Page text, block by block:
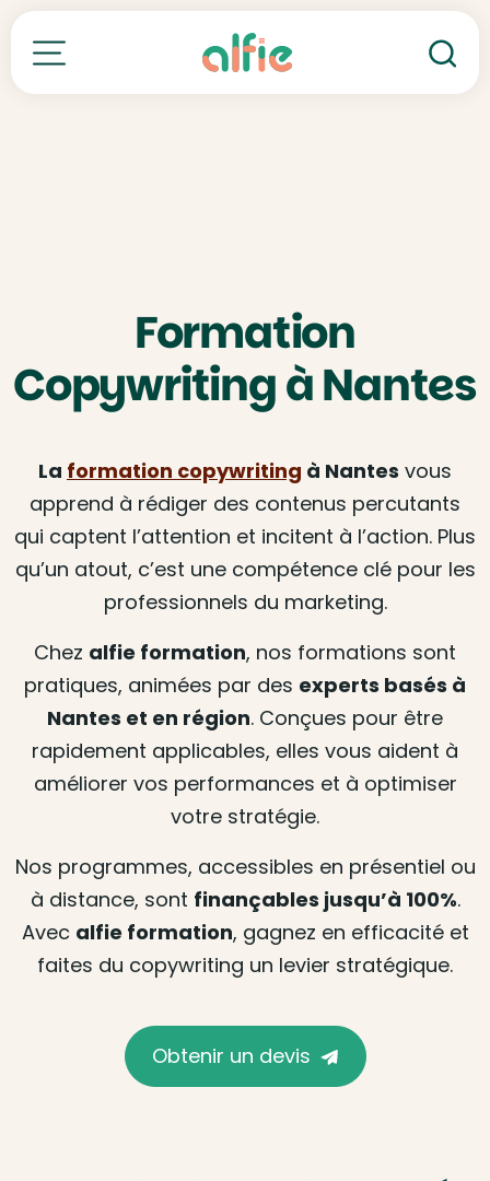
Toutes nos formations
Formation
Copywriting à Nantes
La formation copywriting à Nantes vous
apprend à rédiger des contenus percutants
qui captent l’attention et incitent à l’action. Plus
qu’un atout, c’est une compétence clé pour les
professionnels du marketing.
Chez alfie formation, nos formations sont
pratiques, animées par des experts basés à
Nantes et en région. Conçues pour être
rapidement applicables, elles vous aident à
améliorer vos performances et à optimiser
votre stratégie.
Nos programmes, accessibles en présentiel ou
à distance, sont finançables jusqu’à 100%.
Avec alfie formation, gagnez en efficacité et
faites du copywriting un levier stratégique.
Obtenir un devis